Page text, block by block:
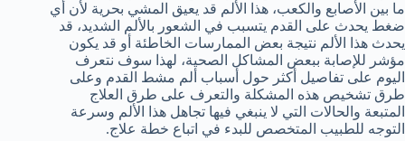
ما بين الأصابع والكعب، هذا الألم قد يعيق المشي بحرية لأن أي
ضغط يحدث على القدم يتسبب في الشعور بالألم الشديد، قد
يحدث هذا الألم نتيجة بعض الممارسات الخاطئة أو قد يكون
مؤشر للإصابة ببعض المشاكل الصحية، لهذا سوف نتعرف
اليوم على تفاصيل أكثر حول أسباب ألم مشط القدم وعلى
طرق تشخيص هذه المشكلة والتعرف على طرق العلاج
المتبعة والحالات التي لا ينبغي فيها تجاهل هذا الألم وسرعة
التوجه للطبيب المتخصص للبدء في اتباع خطة علاج.